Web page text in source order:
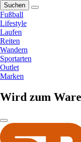
Suchen
Fußball
Lifestyle
Laufen
Reiten
Wandern
Sportarten
Outlet
Marken
Wird zum